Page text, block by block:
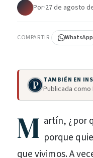
Por·27 de agosto
COMPARTIR WhatsApp
TAMBIÉN EN
Publicada
M artín, ¿por
porque
que vivimos. A